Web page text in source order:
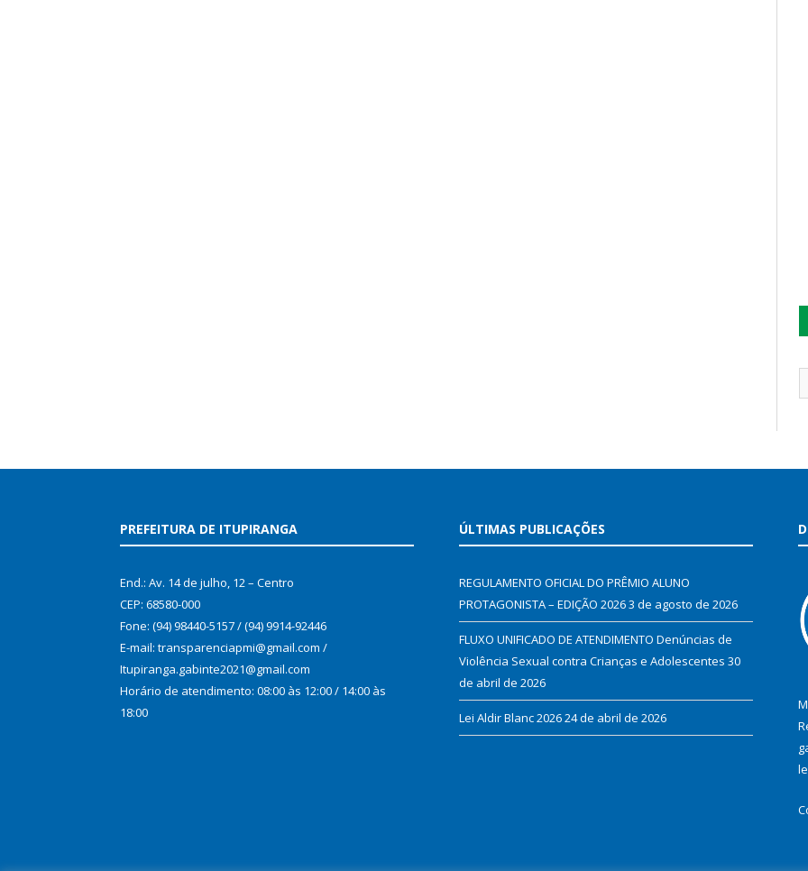
PREFEITURA DE ITUPIRANGA
End.: Av. 14 de julho, 12 – Centro
CEP: 68580-000
Fone: (94) 98440-5157 / (94) 9914-92446
E-mail: transparenciapmi@gmail.com /
Itupiranga.gabinte2021@gmail.com
Horário de atendimento: 08:00 às 12:00 / 14:00 às
18:00
ÚLTIMAS PUBLICAÇÕES
REGULAMENTO OFICIAL DO PRÊMIO ALUNO
PROTAGONISTA – EDIÇÃO 20263 de agosto de 2026
FLUXO UNIFICADO DE ATENDIMENTO Denúncias de
Violência Sexual contra Crianças e Adolescentes 30
de abril de 2026
Lei Aldir Blanc 202624 de abril de 2026